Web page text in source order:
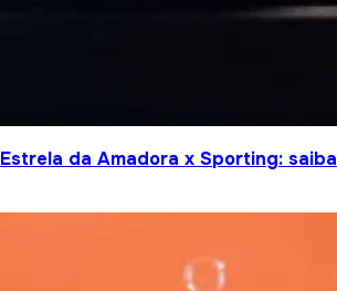
Estrela da Amadora x Sporting: